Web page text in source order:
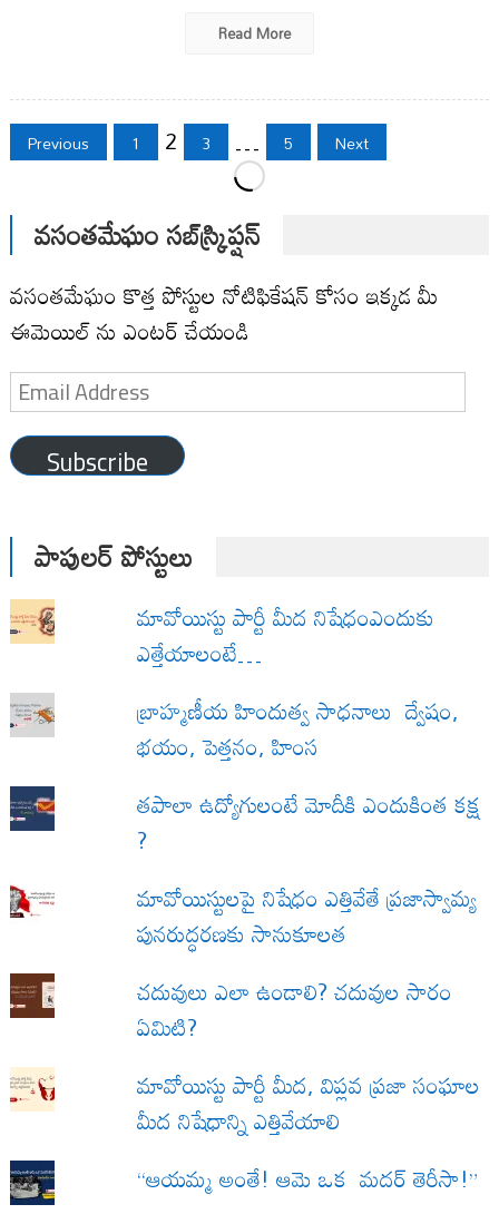
Read More
Posts
pagination
Previous 1 2 3 … 5 Next
వసంతమేఘం సబ్‌స్క్రిప్షన్
వసంతమేఘం కొత్త పోస్టుల నోటిఫికేషన్ కోసం ఇక్కడ మీ
ఈమెయిల్ ను ఎంటర్ చేయండి
Email
Address
Subscribe
పాపులర్ పోస్టులు
మావోయిస్టు పార్టీ మీద నిషేధంఎందుకు
ఎత్తేయాలంటే…
బ్రాహ్మణీయ హిందుత్వ సాధనాలు ద్వేషం,
భయం, పెత్తనం, హింస
త‌పాలా ఉద్యోగులంటే మోదీకి ఎందుకింత కక్ష
?
మావోయిస్టులపై నిషేధం ఎత్తివేతే ప్రజాస్వామ్య
పునరుద్ధరణకు సానుకూలత
చదువులు ఎలా ఉండాలి? చదువుల సారం
ఏమిటి?
మావోయిస్టు పార్టీ మీద, విప్లవ ప్రజా సంఘాల
మీద నిషేధాన్ని ఎత్తివేయాలి
“ఆయమ్మ అంతే! ఆమె ఒక మదర్ తెరీసా!”